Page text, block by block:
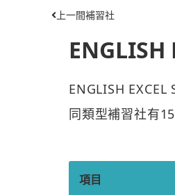
上一間補習社
ENGLISH
ENGLISH
同類型補習社有
項目